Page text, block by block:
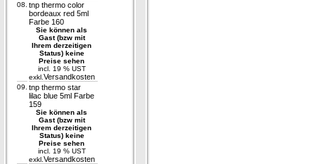
08. tnp thermo color
bordeaux red 5ml
Farbe 160
Sie können als
Gast (bzw mit
Ihrem derzeitigen
Status) keine
Preise sehen
incl. 19 % UST
exkl. Versandkosten
09. tnp thermo star
lilac blue 5ml Farbe
159
Sie können als
Gast (bzw mit
Ihrem derzeitigen
Status) keine
Preise sehen
incl. 19 % UST
exkl. Versandkosten